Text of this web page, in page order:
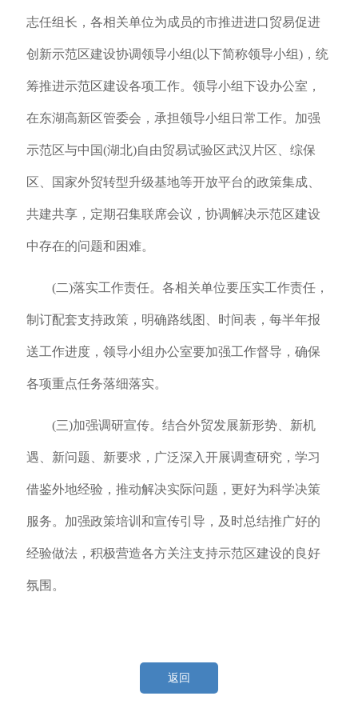
志任组长，各相关单位为成员的市推进进口贸易促进
创新示范区建设协调领导小组(以下简称领导小组)，统
筹推进示范区建设各项工作。领导小组下设办公室，
在东湖高新区管委会，承担领导小组日常工作。加强
示范区与中国(湖北)自由贸易试验区武汉片区、综保
区、国家外贸转型升级基地等开放平台的政策集成、
共建共享，定期召集联席会议，协调解决示范区建设
中存在的问题和困难。
(二)落实工作责任。各相关单位要压实工作责任，
制订配套支持政策，明确路线图、时间表，每半年报
送工作进度，领导小组办公室要加强工作督导，确保
各项重点任务落细落实。
(三)加强调研宣传。结合外贸发展新形势、新机
遇、新问题、新要求，广泛深入开展调查研究，学习
借鉴外地经验，推动解决实际问题，更好为科学决策
服务。加强政策培训和宣传引导，及时总结推广好的
经验做法，积极营造各方关注支持示范区建设的良好
氛围。
返回